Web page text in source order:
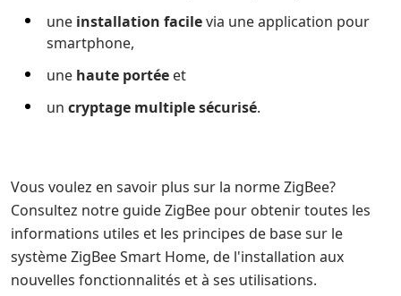
une installation facilevia une application pour
smartphone,
une haute portée et
un cryptage multiple sécurisé.
Vous voulez en savoir plus sur la norme ZigBee?
Consultez notre guide ZigBee pour obtenir toutes les
informations utiles et les principes de base sur le
système ZigBee Smart Home, de l'installation aux
nouvelles fonctionnalités et à ses utilisations.